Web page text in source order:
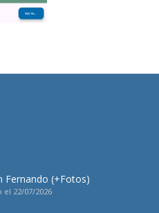
Fernando (+Fotos)
el 22/07/2026